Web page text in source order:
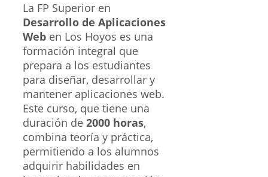
La FP Superior en
Desarrollo de Aplicaciones
Web en Los Hoyos es una
formación integral que
prepara a los estudiantes
para diseñar, desarrollar y
mantener aplicaciones web.
Este curso, que tiene una
duración de 2000 horas,
combina teoría y práctica,
permitiendo a los alumnos
adquirir habilidades en